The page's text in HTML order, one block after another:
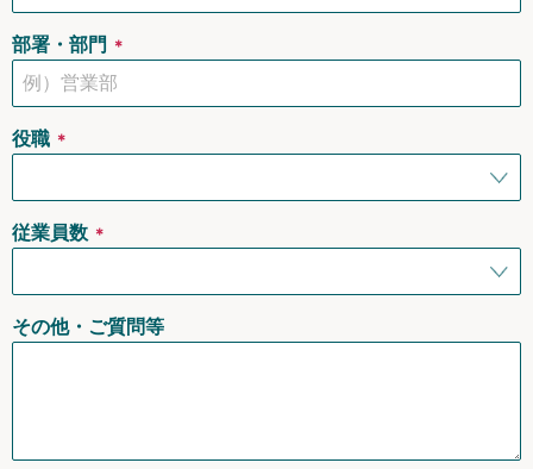
部署・部門 ＊
役職 ＊
従業員数 ＊
その他・ご質問等